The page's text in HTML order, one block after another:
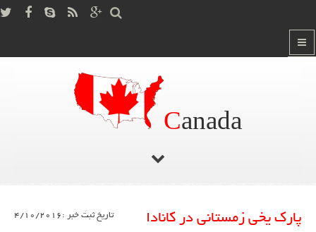
Canada
پارک یخی زمستانی در کانادا تاریخ ثبت خبر :4/10/2016